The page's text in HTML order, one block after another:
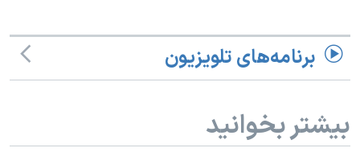
برنامه‌های تلویزیون
بیشتر بخوانید